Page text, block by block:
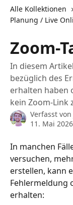
Alle Kollektionen
Planung / Live
Zoom-
In diesem
bezüglich des
erhalten haben
kein Zoom-Link
Verfasst von
11. Mai 2026
In manchen
versuchen,
erstellen, kann
Fehlermeldung
erhalten: